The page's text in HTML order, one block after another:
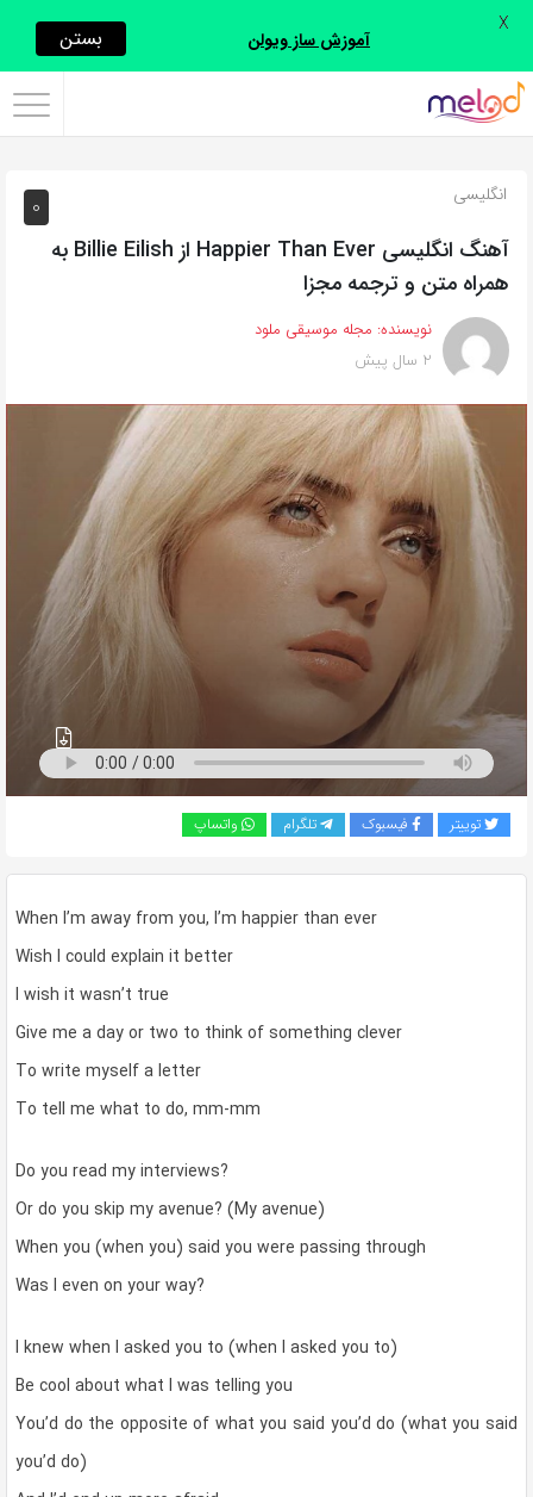
اشتراک
با
روش‌های
زیر
این
صفحه
را
دوستان
خود
به
بگذارید.
کپی
لینک
0 انگلیسی
آهنگ انگلیسی Happier Than Ever از Billie Eilish به
همراه متن و ترجمه مجزا
نویسنده: مجله موسیقی ملود
2 سال پیش
توییتر فیسبوک تلگرام واتساپ
When I’m away from you, I’m happier than ever
Wish I could explain it better
I wish it wasn’t true
Give me a day or two to think of something clever
To write myself a letter
To tell me what to do, mm-mm
Do you read my interviews?
Or do you skip my avenue? (My avenue)
When you (when you) said you were passing through
Was I even on your way?
I knew when I asked you to (when I asked you to)
Be cool about what I was telling you
You’d do the opposite of what you said you’d do (what you said
you’d do)
آموزش ساز ویولن بستن X